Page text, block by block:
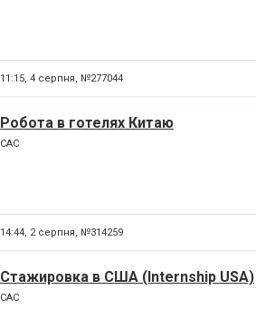
11:15, 4 серпня, №277044
Робота в готелях Китаю
CAC
14:44, 2 серпня, №314259
Стажировка в США (Internship USA)
CAC